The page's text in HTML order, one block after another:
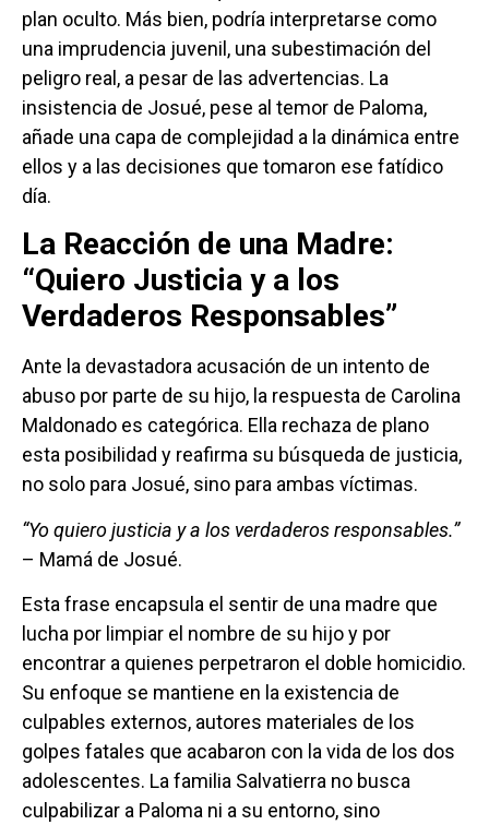
plan oculto. Más bien, podría interpretarse como
una imprudencia juvenil, una subestimación del
peligro real, a pesar de las advertencias. La
insistencia de Josué, pese al temor de Paloma,
añade una capa de complejidad a la dinámica entre
ellos y a las decisiones que tomaron ese fatídico
día.
La Reacción de una Madre:
“Quiero Justicia y a los
Verdaderos Responsables”
Ante la devastadora acusación de un intento de
abuso por parte de su hijo, la respuesta de Carolina
Maldonado es categórica. Ella rechaza de plano
esta posibilidad y reafirma su búsqueda de justicia,
no solo para Josué, sino para ambas víctimas.
“Yo quiero justicia y a los verdaderos responsables.”
– Mamá de Josué.
Esta frase encapsula el sentir de una madre que
lucha por limpiar el nombre de su hijo y por
encontrar a quienes perpetraron el doble homicidio.
Su enfoque se mantiene en la existencia de
culpables externos, autores materiales de los
golpes fatales que acabaron con la vida de los dos
adolescentes. La familia Salvatierra no busca
culpabilizar a Paloma ni a su entorno, sino